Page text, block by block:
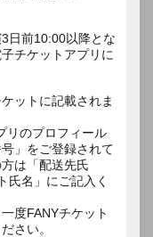
日前10:00以降とな
チケットアプリに
ットに記載されま
リのプロフィール
」をご登録されて
は「配送先氏
氏名」にご記入く
度FANYチケット
ださい。